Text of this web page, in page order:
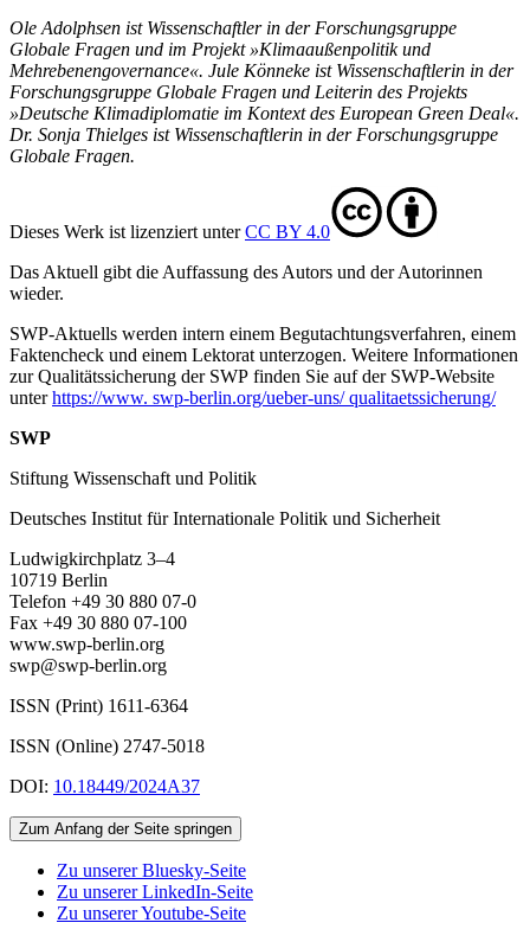
Ole Adolphsen ist Wissenschaftler in der Forschungsgruppe
Globale Fragen und im Projekt »Klimaaußenpolitik und
Mehrebenengovernance«. Jule Könneke ist Wissenschaftlerin in der
Forschungsgruppe Globale Fragen und Leiterin des Projekts
»Deutsche Klimadiplomatie im Kontext des European Green Deal«.
Dr. Sonja Thielges ist Wissenschaftlerin in der Forschungsgruppe
Globale Fragen.
Dieses Werk ist lizenziert unterCC BY 4.0
Das Aktuell gibt die Auf­fassung des Autors und der Autorinnen
wieder.
SWP-Aktuells werden intern einem Begutachtungsverfah­ren, einem
Faktencheck und einem Lektorat unterzogen. Weitere Informationen
zur Qualitätssicherung der SWP finden Sie auf der SWP-Website
unterhttps://www. swp-berlin.org/ueber-uns/ qualitaetssicherung/
SWP
Stiftung Wissenschaft und Politik
Deutsches Institut für Internationale Politik und Sicherheit
Ludwigkirchplatz 3–4
10719 Berlin
Telefon +49 30 880 07-0
Fax +49 30 880 07-100
www.swp-berlin.org
swp@swp-berlin.org
ISSN (Print) 1611-6364
ISSN (Online) 2747-5018
DOI: 10.18449/2024A37
Zum Anfang der Seite springen
Zu unserer Bluesky-Seite
Zu unserer LinkedIn-Seite
Zu unserer Youtube-Seite